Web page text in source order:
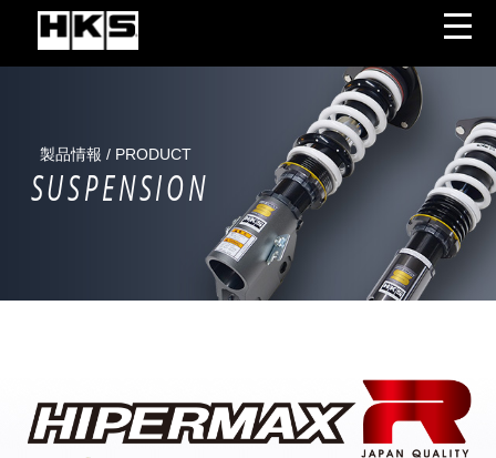
製品情報 / PRODUCT
SUSPENSION